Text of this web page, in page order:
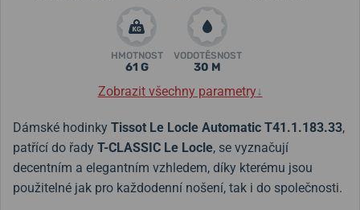
HMOTNOST
61 G
VODOTĚSNOST
30 M
Zobrazit všechny parametry↓
Dámské hodinky Tissot Le Locle Automatic T41.1.183.33,
patřící do řady T-CLASSIC Le Locle, se vyznačují
decentním a elegantním vzhledem, díky kterému jsou
použitelné jak pro každodenní nošení, tak i do společnosti.